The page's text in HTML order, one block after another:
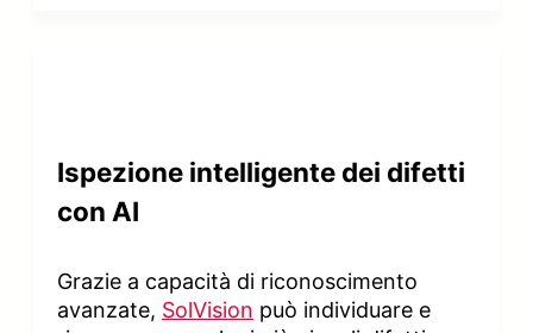
Ispezione intelligente dei difetti
con AI
Grazie a capacità di riconoscimento
avanzate, SolVision può individuare e